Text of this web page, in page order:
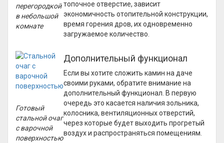
перегородкой
в небольшой
комнате
топочное отверстие, зависит
экономичность отопительной конструкции,
время горения дров, их одновременно
загружаемое количество.
Готовый
стальной очаг
с варочной
поверхностью
Дополнительный функционал
Если вы хотите сложить камин на даче
своими руками, обратите внимание на
дополнительный функционал. В первую
очередь это касается наличия зольника,
колосника, вентиляционных отверстий,
через которые будет выходить прогретый
воздух и распространяться помещениям.